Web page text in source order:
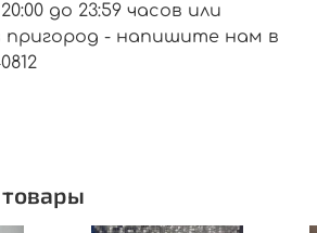
до 23:59 часов или
пригород - напишите нам в